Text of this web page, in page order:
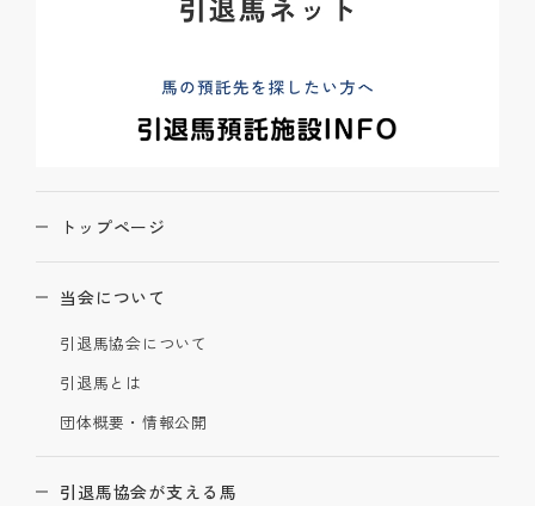
トップページ
当会について
引退馬協会について
引退馬とは
団体概要・情報公開
引退馬協会が支える馬